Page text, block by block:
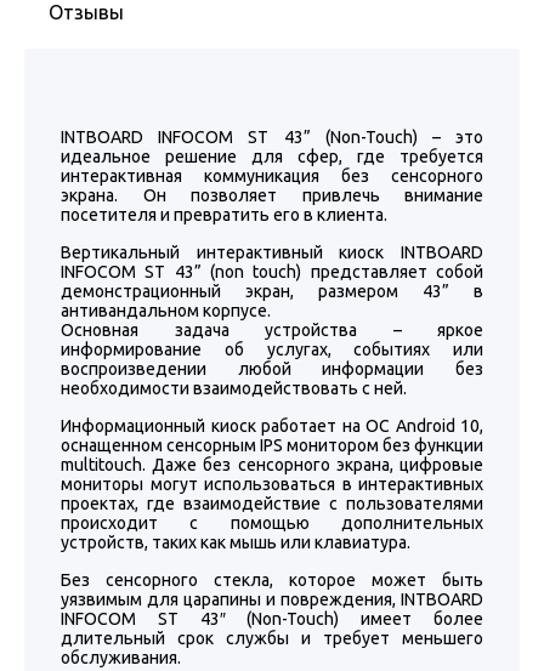
Отзывы
INTBOARD INFOCOM ST 43” (Non-Touch) – это
идеальное решение для сфер, где требуется
интерактивная коммуникация без сенсорного
экрана. Он позволяет привлечь внимание
посетителя и превратить его в клиента.
Вертикальный интерактивный киоск INTBOARD
INFOCOM ST 43” (non touch) представляет собой
демонстрационный экран, размером 43” в
антивандальном корпусе.
Основная задача устройства – яркое
информирование об услугах, событиях или
воспроизведении любой информации без
необходимости взаимодействовать с ней.
Информационный киоск работает на ОС Android 10,
оснащенном сенсорным IPS монитором без функции
multitouch. Даже без сенсорного экрана, цифровые
мониторы могут использоваться в интерактивных
проектах, где взаимодействие с пользователями
происходит с помощью дополнительных
устройств, таких как мышь или клавиатура.
Без сенсорного стекла, которое может быть
уязвимым для царапины и повреждения, INTBOARD
INFOCOM ST 43″ (Non-Touch) имеет более
длительный срок службы и требует меньшего
обслуживания.